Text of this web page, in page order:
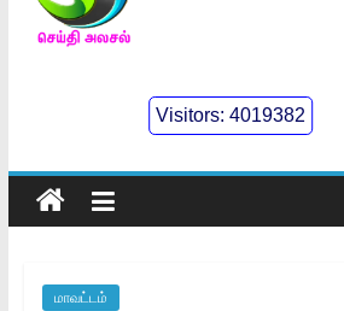
செய்திஅலசல்
Seidhialasal
Tamil
Online
Visitors:4019382
மாவட்டம்